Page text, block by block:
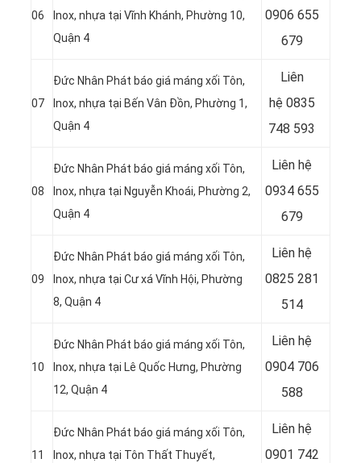
06
Inox, nhựa tại Vĩnh Khánh, Phường 10,
Quận 4
0906 655
679
07
Đức Nhân Phát báo giá máng xối Tôn,
Inox, nhựa tại Bến Vân Ðồn, Phường 1,
Quận 4
Liên
hệ 0835
748 593
08
Đức Nhân Phát báo giá máng xối Tôn,
Inox, nhựa tại Nguyễn Khoái, Phường 2,
Quận 4
Liên hệ
0934 655
679
09
Đức Nhân Phát báo giá máng xối Tôn,
Inox, nhựa tại Cư xá Vĩnh Hội, Phường
8, Quận 4
Liên hệ
0825 281
514
10
Đức Nhân Phát báo giá máng xối Tôn,
Inox, nhựa tại Lê Quốc Hưng, Phường
12, Quận 4
Liên hệ
0904 706
588
11
Đức Nhân Phát báo giá máng xối Tôn,
Inox, nhựa tại Tôn Thất Thuyết,
Liên hệ
0901 742